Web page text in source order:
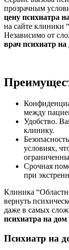
прозрачным
цену психиатра
на сайте клиники
Независимо от
врач психиатр на
между
Удобство.
клинику.
условиях,
Срочная
при
Клиника
вернуть
даже в самых
психиатра на
Психиатр на